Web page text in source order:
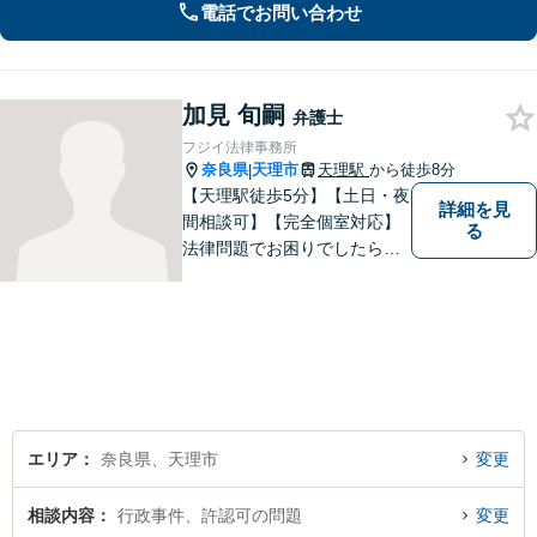
法書士・不動産鑑定士など」相続に関
わる問題を総合的に解決へ導きます
電話でお問い合わせ
加見 旬嗣 弁護士
フジイ法律事務所
奈良県|天理市 天理駅 から徒歩8分
【天理駅徒歩5分】【土日・夜
間相談可】【完全個室対応】
法律問題でお困りでしたらお
詳細を見
る
エリア 奈良県、天理市 変更
相談内容 行政事件、許認可の問題 変更